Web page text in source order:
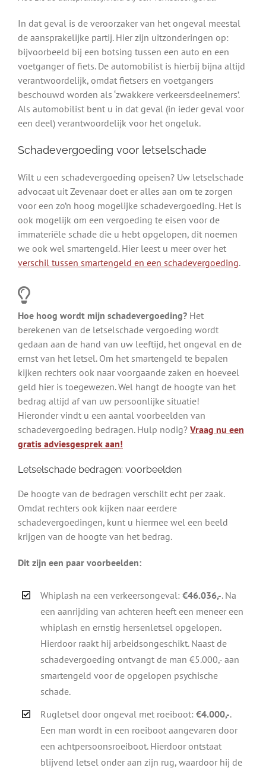
In dat geval is de veroorzaker van het ongeval meestal
de aansprakelijke partij. Hier zijn uitzonderingen op:
bijvoorbeeld bij een botsing tussen een auto en een
voetganger of fiets. De automobilist is hierbij bijna altijd
verantwoordelijk, omdat fietsers en voetgangers
beschouwd worden als ‘zwakkere verkeersdeelnemers’.
Als automobilist bent u in dat geval (in ieder geval voor
een deel) verantwoordelijk voor het ongeluk.
Schadevergoeding voor letselschade
Wilt u een schadevergoeding opeisen? Uw letselschade
advocaat uit Zevenaar doet er alles aan om te zorgen
voor een zo’n hoog mogelijke schadevergoeding. Het is
ook mogelijk om een vergoeding te eisen voor de
immateriële schade die u hebt opgelopen, dit noemen
we ook wel smartengeld. Hier leest u meer over het
verschil tussen smartengeld en een schadevergoeding.
Hoe hoog wordt mijn schadevergoeding? Het
berekenen van de letselschade vergoeding wordt
gedaan aan de hand van uw leeftijd, het ongeval en de
ernst van het letsel. Om het smartengeld te bepalen
kijken rechters ook naar voorgaande zaken en hoeveel
geld hier is toegewezen. Wel hangt de hoogte van het
bedrag altijd af van uw persoonlijke situatie!
Hieronder vindt u een aantal voorbeelden van
schadevergoeding bedragen. Hulp nodig? Vraag nu een
gratis adviesgesprek aan!
Letselschade bedragen: voorbeelden
De hoogte van de bedragen verschilt echt per zaak.
Omdat rechters ook kijken naar eerdere
schadevergoedingen, kunt u hiermee wel een beeld
krijgen van de hoogte van het bedrag.
Dit zijn een paar voorbeelden:
Whiplash na een verkeersongeval:€46.036,-. Na
een aanrijding van achteren heeft een meneer een
whiplash en ernstig hersenletsel opgelopen.
Hierdoor raakt hij arbeidsongeschikt. Naast de
schadevergoeding ontvangt de man €5.000,- aan
smartengeld voor de opgelopen psychische
schade.
Rugletsel door ongeval met roeiboot:€4.000,-.
Een man wordt in een roeiboot aangevaren door
een achtpersoonsroeiboot. Hierdoor ontstaat
blijvend letsel onder aan zijn rug, waardoor hij de